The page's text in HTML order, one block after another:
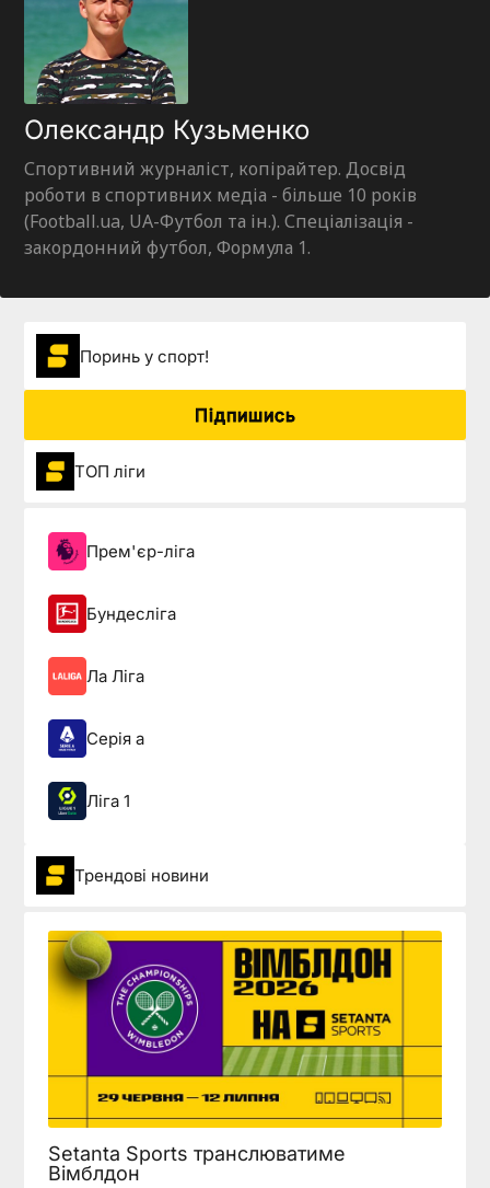
Олександр Кузьменко
Спортивний журналіст, копірайтер. Досвід
роботи в спортивних медіа - більше 10 років
(Football.ua, UA-Футбол та ін.). Спеціалізація -
закордонний футбол, Формула 1.
Поринь у спорт!
Підпишись
ТОП ліги
Прем'єр-ліга
Бундесліга
Ла Ліга
Серія а
Ліга 1
Трендові новини
Setanta Sports транслюватиме
Вімблдон